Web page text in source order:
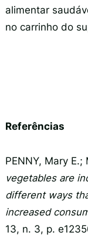
alimentar
no carrinho do
Referências
PENNY, Mary E.;
vegetables are
different ways
increased
13, n. 3, p.